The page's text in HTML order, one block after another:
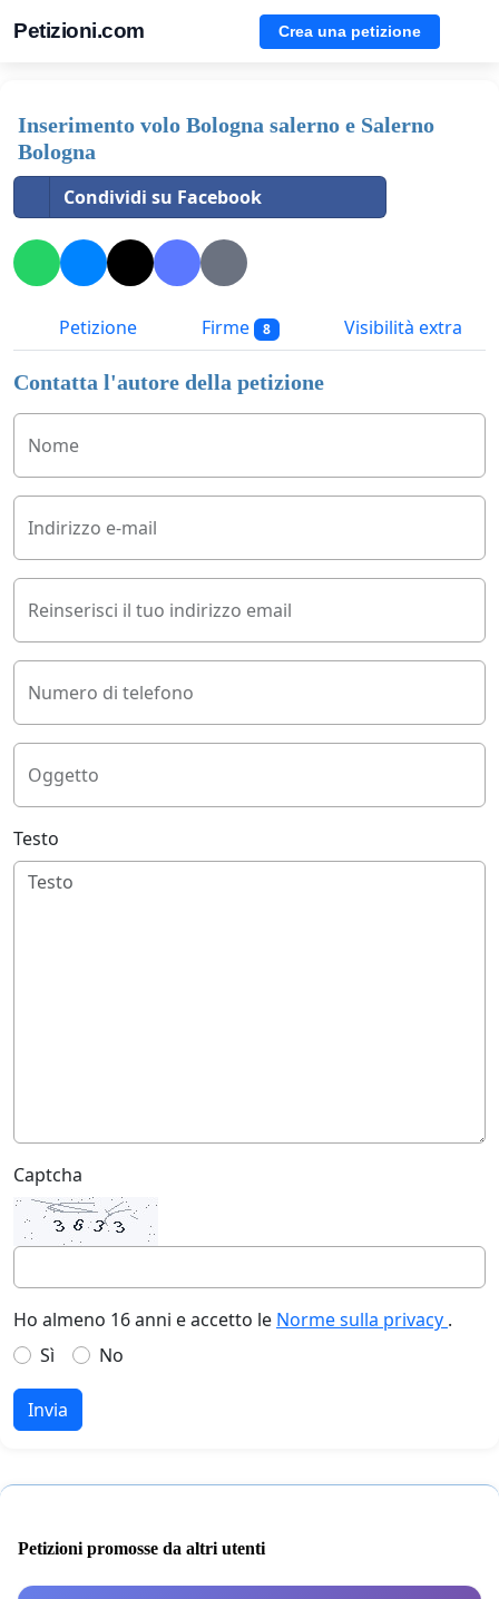
Petizioni.com Crea una petizione
Inserimento volo Bologna salerno e Salerno
Bologna
Condividi su Facebook
Petizione Firme 8 Visibilità extra
Contatta l'autore della petizione
Nome
Indirizzo e-mail
Reinserisci il tuo indirizzo email
Numero di telefono
Oggetto
Testo
Captcha
Ho almeno 16 anni e accetto le Norme sulla privacy .
Sì
No
Invia
Petizioni promosse da altri utenti